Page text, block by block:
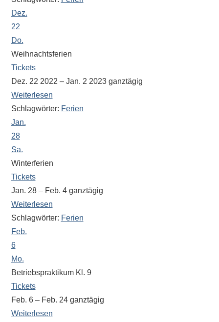
Dez.
22
Do.
Weihnachtsferien
Tickets
Dez. 22 2022 – Jan. 2 2023 ganztägig
Weiterlesen
Schlagwörter: Ferien
Jan.
28
Sa.
Winterferien
Tickets
Jan. 28 – Feb. 4 ganztägig
Weiterlesen
Schlagwörter: Ferien
Feb.
6
Mo.
Betriebspraktikum Kl. 9
Tickets
Feb. 6 – Feb. 24 ganztägig
Weiterlesen